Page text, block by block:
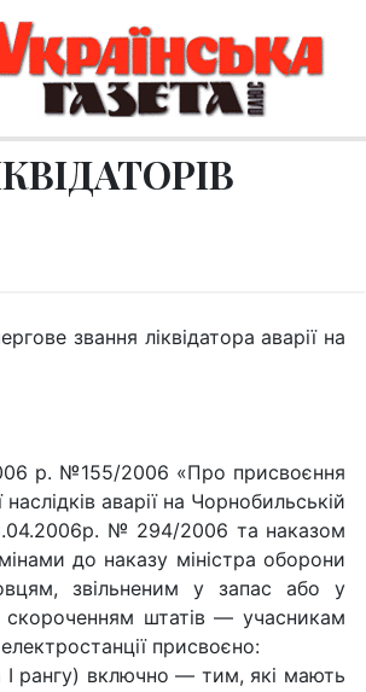
звання ліквідатора аварії на
р. №155/2006 «Про присвоєння
аварії на Чорнобильській
№ 294/2006 та наказом
до наказу міністра оборони
звільненим у запас або у
скороченням штатів — учасникам
електростанції присвоєно:
І рангу) включно — тим, які мають